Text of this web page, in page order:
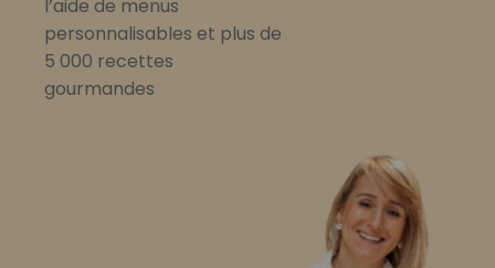
l’aide de menus
personnalisables et plus de
5 000 recettes
gourmandes